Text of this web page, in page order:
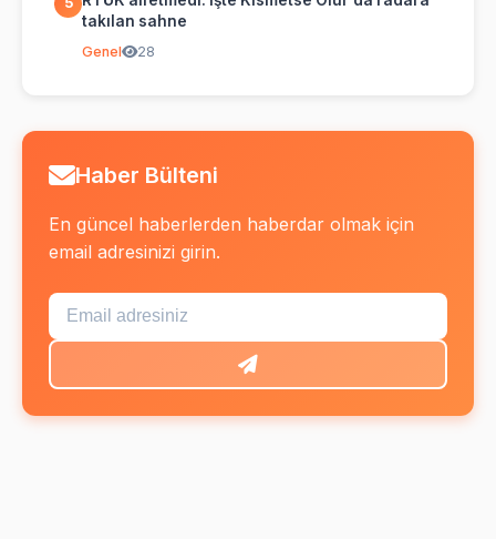
takılan sahne
Genel 28
Haber Bülteni
En güncel haberlerden haberdar olmak için
email adresinizi girin.